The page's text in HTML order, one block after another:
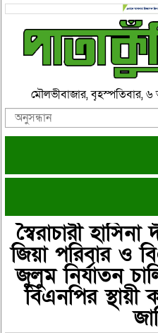
মৌলভীবাজার, বৃহস্পতিবার,
স্বৈরাচারী
জিয়া পরিবার ও
জুলুম নির্যাতন
বিএনপির